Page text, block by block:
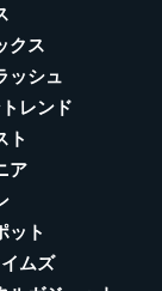
クス
ッシュ
レンド
ト
ア
ット
ムズ